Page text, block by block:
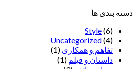
دسته بندی ها
Style(6)
Uncategorized(4)
تفاهم و همکاری (1)
داستان و فیلم (1)